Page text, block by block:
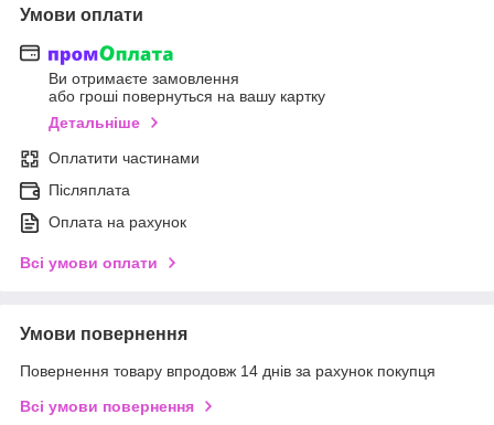
Умови оплати
Ви отримаєте замовлення
або гроші повернуться на вашу картку
Детальніше
Оплатити частинами
Післяплата
Оплата на рахунок
Всі умови оплати
Умови повернення
Повернення товару впродовж 14 днів за рахунок покупця
Всі умови повернення